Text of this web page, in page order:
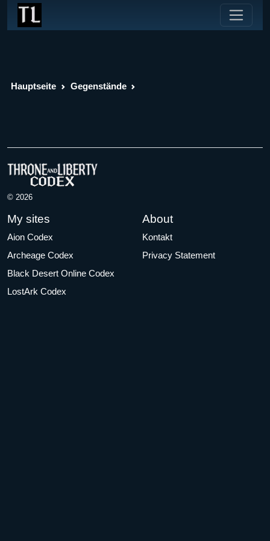
Hauptseite Gegenstände
© 2026
My sites
Aion Codex
Archeage Codex
Black Desert Online Codex
LostArk Codex
About
Kontakt
Privacy Statement